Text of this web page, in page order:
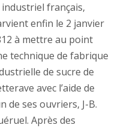
français,
enfin le 2 janvier
à mettre au point
technique de fabrique
de sucre de
avec l’aide de
de ses ouvriers, J-B.
Après des